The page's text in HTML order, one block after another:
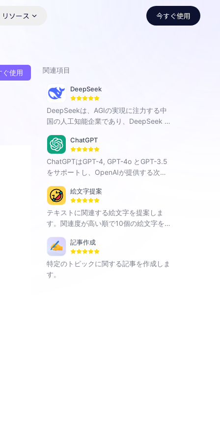
リソース 今すぐ使用
ぐ使用 関連項目
DeepSeek
DeepSeekは、AGIの実現に注力する中
国の人工知能企業であり、DeepSeek R
話型AIを展開しています。全シーンにお
けるスマートなインタラクションを通じ
て、検索、プログラミング、創作などの
分野に力を注ぎ、各種難題の解決に寄与
します。
ChatGPT
ChatGPTはGPT-4, GPT-4o とGPT-3.5
をサポートし、OpenAIが提供する次世
用してあなたの難問を解決します。
絵文字提案
テキストに関連する絵文字を提案しま
す。関連度が高い順で10個の絵文字を提
記事作成
特定のトピックに関する記事を作成しま
す。